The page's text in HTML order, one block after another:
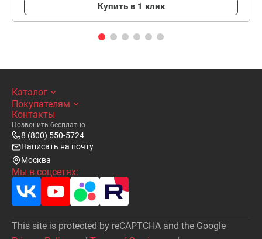
Купить в 1 клик
Каталог
Покупателям
Контакты
Позвонить бесплатно
8 (800) 550-5724
Написать на почту
Москва
Мы в соцсетях:
This site is protected by reCAPTCHA and the Google